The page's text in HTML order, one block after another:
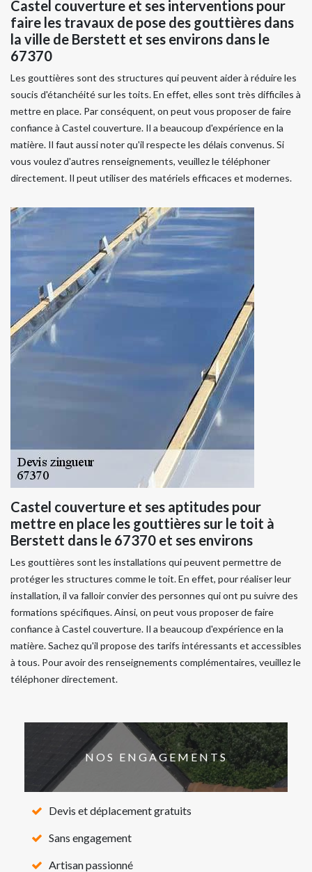
Castel couverture et ses interventions pour
faire les travaux de pose des gouttières dans
la ville de Berstett et ses environs dans le
67370
Les gouttières sont des structures qui peuvent aider à réduire les
soucis d'étanchéité sur les toits. En effet, elles sont très difficiles à
mettre en place. Par conséquent, on peut vous proposer de faire
confiance à Castel couverture. Il a beaucoup d'expérience en la
matière. Il faut aussi noter qu'il respecte les délais convenus. Si
vous voulez d'autres renseignements, veuillez le téléphoner
directement. Il peut utiliser des matériels efficaces et modernes.
Castel couverture et ses aptitudes pour
mettre en place les gouttières sur le toit à
Berstett dans le 67370 et ses environs
Les gouttières sont les installations qui peuvent permettre de
protéger les structures comme le toit. En effet, pour réaliser leur
installation, il va falloir convier des personnes qui ont pu suivre des
formations spécifiques. Ainsi, on peut vous proposer de faire
confiance à Castel couverture. Il a beaucoup d'expérience en la
matière. Sachez qu'il propose des tarifs intéressants et accessibles
à tous. Pour avoir des renseignements complémentaires, veuillez le
téléphoner directement.
NOS ENGAGEMENTS
Devis et déplacement gratuits
Sans engagement
Artisan passionné